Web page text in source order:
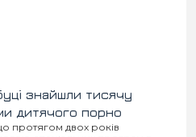
знайшли тисячу
дитячого порно
протягом двох років